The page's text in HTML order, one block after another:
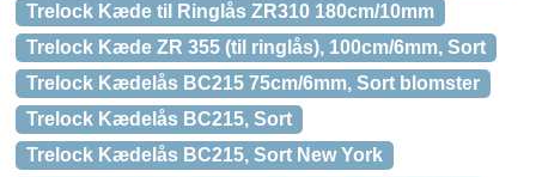
Trelock Kæde til Ringlås ZR310 180cm/10mm
Trelock Kæde ZR 355 (til ringlås), 100cm/6mm, Sort
Trelock Kædelås BC215 75cm/6mm, Sort blomster
Trelock Kædelås BC215, Sort
Trelock Kædelås BC215, Sort New York